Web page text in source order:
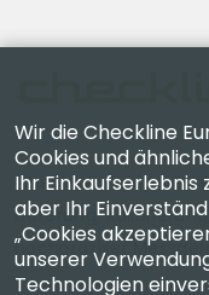
Checkline Europe
Lieferung,
hochpräziser
Wir die Checkline
Cookies und
Ihr
aber Ihr
„Cookies
unserer
Technologien